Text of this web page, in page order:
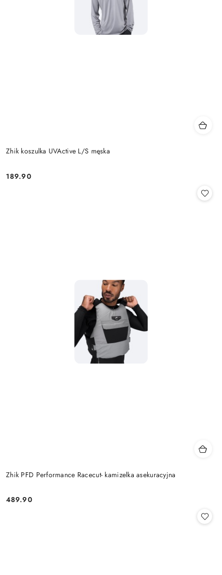
Zhik koszulka UVActive L/S męska
Cena:
189.90
Zhik PFD Performance Racecut- kamizelka asekuracyjna
Cena:
489.90